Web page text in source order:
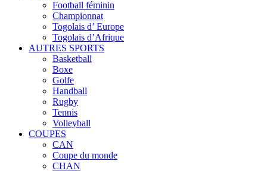
Football féminin
Championnat
Togolais d’ Europe
Togolais d’Afrique
AUTRES SPORTS
Basketball
Boxe
Golfe
Handball
Rugby
Tennis
Volleyball
COUPES
CAN
Coupe du monde
CHAN